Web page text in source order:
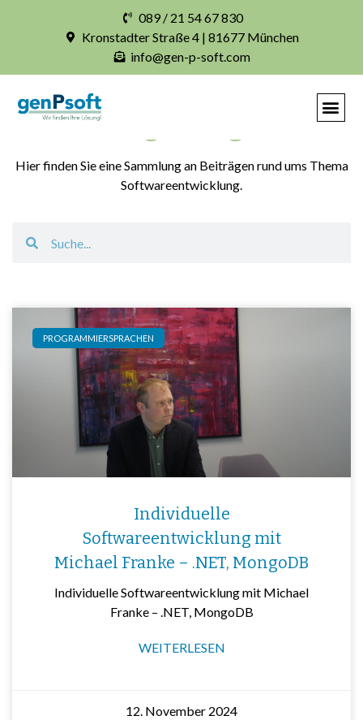
089 / 21 54 67 830
Kronstadter Straße 4 | 81677 München
info@gen-p-soft.com
Hier finden Sie eine Sammlung an Beiträgen rund ums Thema
Softwareentwicklung.
PROGRAMMIERSPRACHEN
Individuelle
Softwareentwicklung mit
Michael Franke – .NET, MongoDB
Individuelle Softwareentwicklung mit Michael
Franke – .NET, MongoDB
WEITERLESEN
12. November 2024